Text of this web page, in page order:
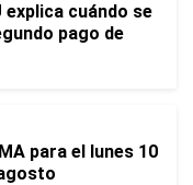
explica cuándo se
pago de
para el lunes 10